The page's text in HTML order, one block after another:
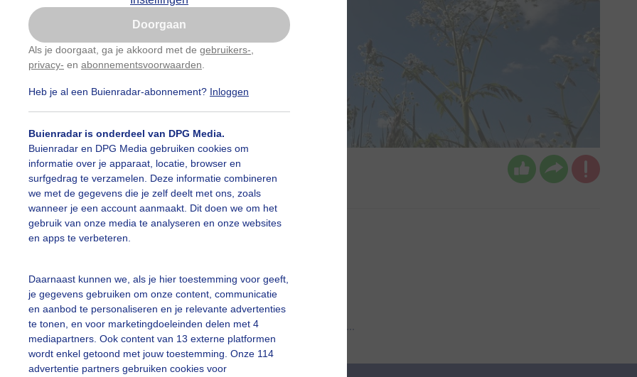
Doorgaan
Als je doorgaat, ga je akkoord met de gebruikers-
privacy- en abonnementsvoorwaarden
Heb je al een Buienradar-abonnement? Inloggen
Buienradar is onderdeel van DPG Media.
Buienradar en DPG Media gebruiken cookies om
informatie over je apparaat, locatie, browser en
surfgedrag te verzamelen. Deze informatie combineren
we met de gegevens die je zelf deelt met ons, zoals
wanneer je een account aanmaakt. Dit doen we om het
gebruik van onze media te analyseren en onze websites
en apps te verbeteren.
Daarnaast kunnen we, als je hier toestemming voor geeft,
je gegevens gebruiken om onze content, communicatie
en aanbod te personaliseren en je relevante advertenties
te tonen, en voor marketingdoeleinden delen met 4
mediapartners. Ook content van 13 externe platformen
wordt enkel getoond met jouw toestemming. Onze 114
advertentie partners gebruiken cookies voor
Gemaakt: 07-05-2026, 170x bekeken
slideshow
Een moment geduld aub...
Nu niet, misschien later
Gebruik je Safari en wil je niet elke dag deze pop-up
Klikhierom dit aan te passen